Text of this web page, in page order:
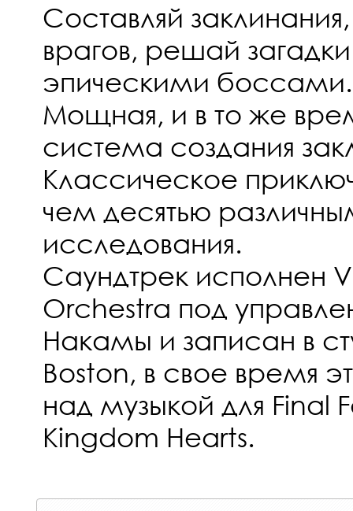
Составляй
врагов, решай
эпическими боссами.
Мощная, и в то же
система создания
Классическое
чем десятью
исследования.
Саундтрек исполнен
Orchestra под
Накамы и записан в
Boston, в свое время
над музыкой для Final
Kingdom Hearts.